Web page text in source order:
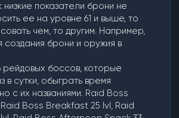
низкие показатели брони не
ее на уровне 61 и выше, то
чем, то другим. Например,
брони и оружия в
рейдовых боссов, которые
в сутки, обыграть время
с их названиями. Raid Boss
Boss Breakfast 25 lvl, Raid